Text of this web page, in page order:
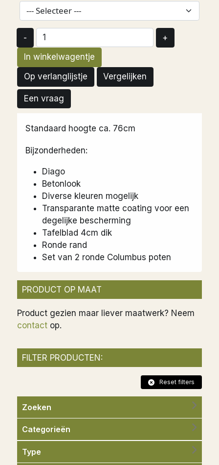
-
+
In winkelwagentje
Op verlanglijstje
Vergelijken
Een vraag
Standaard hoogte ca. 76cm
Bijzonderheden:
Diago
Betonlook
Diverse kleuren mogelijk
Transparante matte coating voor een
degelijke bescherming
Tafelblad 4cm dik
Ronde rand
Set van 2 ronde Columbus poten
PRODUCT OP MAAT
Product gezien maar liever maatwerk? Neem
contact op.
FILTER PRODUCTEN:
Reset filters
Zoeken
Categorieën
Type